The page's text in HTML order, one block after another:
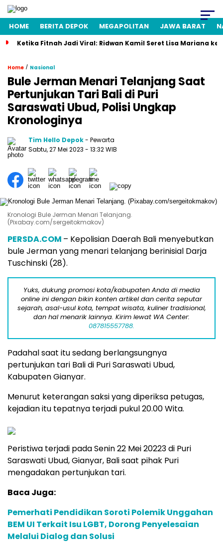
HOME BERITA DEPOK MEGAPOLITAN JAWA BARAT
Ketika Fitnah Jadi Viral: Ridwan Kamil Seret Lisa Mariana ke
Home / Nasional
Bule Jerman Menari Telanjang Saat
Pertunjukan Tari Bali di Puri
Saraswati Ubud, Polisi Ungkap
Kronologinya
Tim Hello Depok- Pewarta
Sabtu, 27 Mei 2023 - 13:32 WIB
Kronologi Bule Jerman Menari Telanjang.
(Pixabay.com/sergeitokmakov)
PERSDA.COM – Kepolisian Daerah Bali menyebutkan
bule Jerman yang menari telanjang berinisial Darja
Tuschinski (28).
Yuks, dukung promosi kota/kabupaten Anda di media
online ini dengan bikin konten artikel dan cerita seputar
sejarah, asal-usul kota, tempat wisata, kuliner tradisional,
dan hal menarik lainnya. Kirim lewat WA Center:
087815557788.
Padahal saat itu sedang berlangsungnya
pertunjukan tari Bali di Puri Saraswati Ubud,
Kabupaten Gianyar.
Menurut keterangan saksi yang diperiksa petugas,
kejadian itu tepatnya terjadi pukul 20.00 Wita.
Peristiwa terjadi pada Senin 22 Mei 20223 di Puri
Saraswati Ubud, Gianyar, Bali saat pihak Puri
mengadakan pertunjukan tari.
Baca Juga:
Pemerhati Pendidikan Soroti Polemik Unggahan
BEM UI Terkait Isu LGBT, Dorong Penyelesaian
Melalui Dialog dan Solusi